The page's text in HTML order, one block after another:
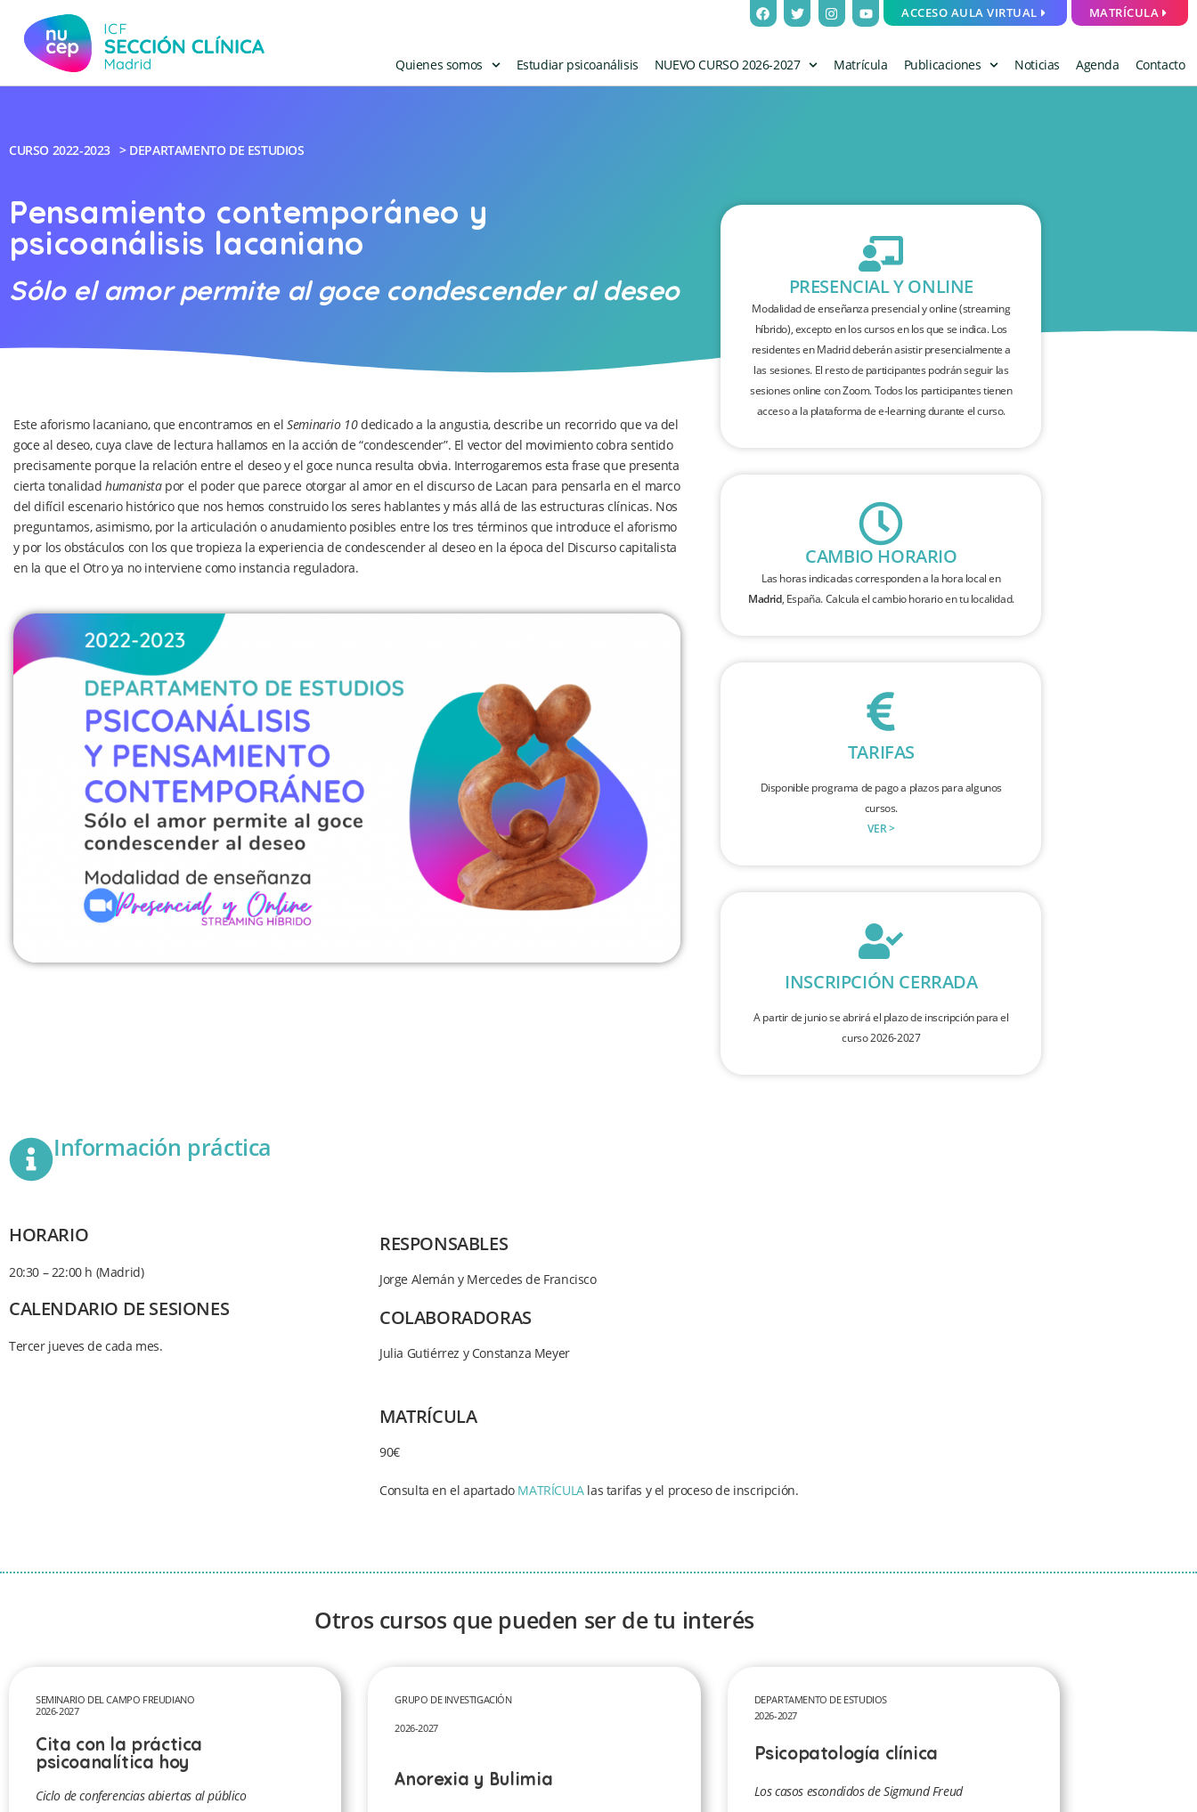
ACCESO AULA VIRTUAL MATRÍCULA
Quienes somos Estudiar psicoanálisis NUEVO CURSO 2026-2027 Matrícula Publicaciones Noticias Agenda Contacto
CURSO 2022-2023 > DEPARTAMENTO DE ESTUDIOS
Pensamiento contemporáneo y
psicoanálisis lacaniano
Sólo el amor permite al goce condescender al deseo
Este aforismo lacaniano, que encontramos en elSeminario 10dedicado a la angustia, describe un recorrido que va del
goce al deseo, cuya clave de lectura hallamos en la acción de “condescender”. El vector del movimiento cobra sentido
precisamente porque la relación entre el deseo y el goce nunca resulta obvia. Interrogaremos esta frase que presenta
cierta tonalidadhumanistapor el poder que parece otorgar al amor en el discurso de Lacan para pensarla en el marco
del difícil escenario histórico que nos hemos construido los seres hablantes y más allá de las estructuras clínicas. Nos
preguntamos, asimismo, por la articulación o anudamiento posibles entre los tres términos que introduce el aforismo
y por los obstáculos con los que tropieza la experiencia de condescender al deseo en la época del Discurso capitalista
en la que el Otro ya no interviene como instancia reguladora.
PRESENCIAL Y ONLINE
Modalidad de enseñanza presencial y online (streaming
híbrido), excepto en los cursos en los que se indica. Los
residentes en Madrid deberán asistir presencialmente a
las sesiones. El resto de participantes podrán seguir las
sesiones online con Zoom. Todos los participantes tienen
acceso a la plataforma de e-learning durante el curso.
CAMBIO HORARIO
Las horas indicadas corresponden a la hora local en
Madrid, España. Calcula el cambio horario en tu localidad.
TARIFAS
Disponible programa de pago a plazos para algunos
cursos.
VER >
INSCRIPCIÓN CERRADA
A partir de junio se abrirá el plazo de inscripción para el
curso 2026-2027
Información práctica
HORARIO
20:30 – 22:00 h (Madrid)
CALENDARIO DE SESIONES
Tercer jueves de cada mes.
RESPONSABLES
Jorge Alemán y Mercedes de Francisco
COLABORADORAS
Julia Gutiérrez y Constanza Meyer
MATRÍCULA
90€
Consulta en el apartado MATRÍCULAlas tarifas y el proceso de inscripción.
Otros cursos que pueden ser de tu interés
SEMINARIO DEL CAMPO FREUDIANO
2026-2027
Cita con la práctica
psicoanalítica hoy
Ciclo de conferencias abiertas al público
GRUPO DE INVESTIGACIÓN
2026-2027
Anorexia y Bulimia
DEPARTAMENTO DE ESTUDIOS
2026-2027
Psicopatología clínica
Los casos escondidos de Sigmund Freud